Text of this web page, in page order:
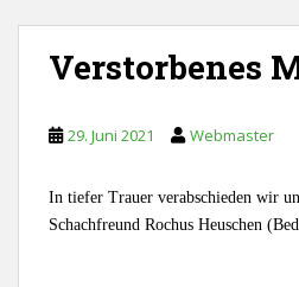
Verstorbenes
29. Juni 2021 Webmaster
In tiefer Trauer verabschieden wir
Schachfreund Rochus Heuschen